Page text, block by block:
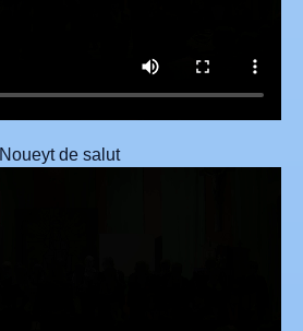
Noueyt de salut